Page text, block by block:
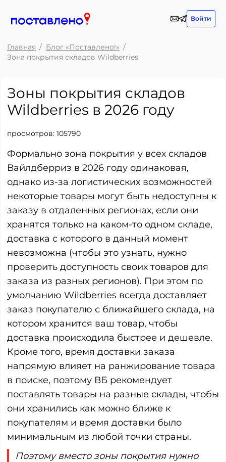
Войти
Главная
Блог «Поставлено!»
Зона покрытия складов Wildberries
Зоны покрытия складов
Wildberries в 2026 году
просмотров: 105790
Формально зона покрытия у всех складов
Вайлдберриз в 2026 году одинаковая,
однако из-за логистических возможностей
некоторые товары могут быть недоступны к
заказу в отдаленных регионах, если они
хранятся только на каком-то одном складе,
доставка с которого в данный момент
невозможна (чтобы это узнать, нужно
проверить доступность своих товаров для
заказа из разных регионов). При этом по
умолчанию Wildberries всегда доставляет
заказ покупателю с ближайшего склада, на
котором хранится ваш товар, чтобы
доставка происходила быстрее и дешевле.
Кроме того, время доставки заказа
напрямую влияет на ранжирование товара
в поиске, поэтому ВБ рекомендует
поставлять товары на разные склады, чтобы
они хранились как можно ближе к
покупателям и время доставки было
минимальным из любой точки страны.
Поэтому вместо зоны покрытия нужно